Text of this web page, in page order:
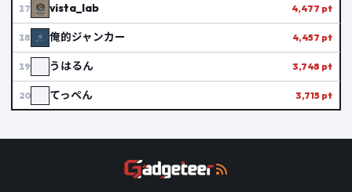
17 vista_lab 4,477 pt
18 俺的ジャンカー 4,457 pt
19 うはるん 3,748 pt
20 てっぺん 3,715 pt